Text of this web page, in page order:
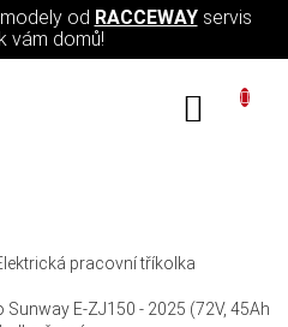
od RACCEWAYservis
vám domů!
pracovní tříkolka
E-ZJ150 - 2025 (72V, 45Ah